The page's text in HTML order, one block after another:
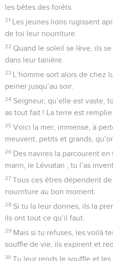
les bêtes des forêts.
21 Les jeunes lions rugissent
de toi leur nourriture.
22 Quand le soleil se lève, ils
dans leur tanière.
23 L’homme sort alors de chez
peiner jusqu’au soir.
24 Seigneur, qu’elle est vaste,
as tout fait ! La terre est
25 Voici la mer, immense, à
meuvent, petits et grands,
26 Des navires la parcourent
marin, le Léviatan ; tu l’as
27 Tous ces êtres dépendent
nourriture au bon moment.
28 Si tu la leur donnes, ils la
ils ont tout ce qu’il faut.
29 Mais si tu refuses, les voilà
souffle de vie, ils expirent et
30 Tu leur rends le souffle et